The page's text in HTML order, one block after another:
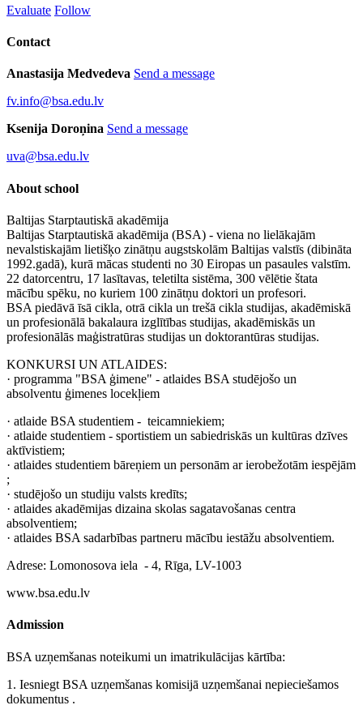
Evaluate Follow
Contact
Anastasija Medvedeva Send a message
fv.info@bsa.edu.lv
Ksenija Doroņina Send a message
uva@bsa.edu.lv
About school
Baltijas Starptautiskā akadēmija
Baltijas Starptautiskā akadēmija (BSA) - viena no lielākajām
nevalstiskajām lietišķo zinātņu augstskolām Baltijas valstīs (dibināta
1992.gadā), kurā mācas studenti no 30 Eiropas un pasaules valstīm.
22 datorcentru, 17 lasītavas, teletilta sistēma, 300 vēlētie štata
mācību spēku, no kuriem 100 zinātņu doktori un profesori.
BSA piedāvā īsā cikla, otrā cikla un trešā cikla studijas, akadēmiskā
un profesionālā bakalaura izglītības studijas, akadēmiskās un
profesionālās maģistratūras studijas un doktorantūras studijas.
KONKURSI UN ATLAIDES:
· programma "BSA ģimene" - atlaides BSA studējošo un
absolventu ģimenes locekļiem
· atlaide BSA studentiem - teicamniekiem;
· atlaide studentiem - sportistiem un sabiedriskās un kultūras dzīves
aktīvistiem;
· atlaides studentiem bāreņiem un personām ar ierobežotām iespējām
;
· studējošo un studiju valsts kredīts;
· atlaides akadēmijas dizaina skolas sagatavošanas centra
absolventiem;
· atlaides BSA sadarbības partneru mācību iestāžu absolventiem.
Adrese: Lomonosova iela - 4, Rīga, LV-1003
www.bsa.edu.lv
Admission
BSA uzņemšanas noteikumi un imatrikulācijas kārtība:
1. Iesniegt BSA uzņemšanas komisijā uzņemšanai nepieciešamos
dokumentus .